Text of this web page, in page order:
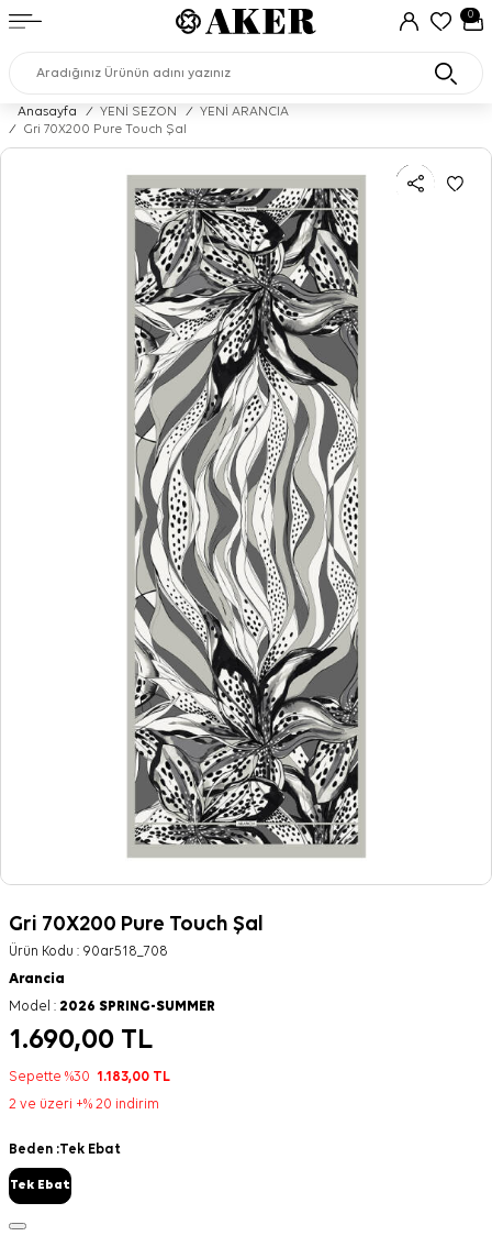
0
Anasayfa / YENİ SEZON /
YENİ ARANCIA
/
Gri 70X200 Pure Touch Şal
Gri 70X200 Pure Touch Şal
Ürün Kodu : 90ar518_708
Arancia
Model : 2026 SPRING-SUMMER
1.690,00 TL
Sepette %30 1.183,00 TL
2 ve üzeri +% 20 indirim
Beden :Tek Ebat
Tek Ebat